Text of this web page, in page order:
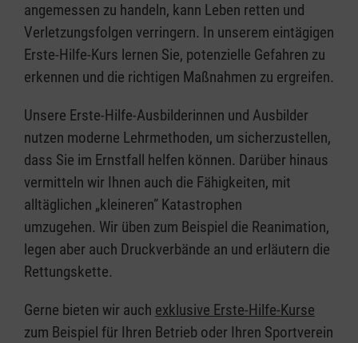
angemessen zu handeln, kann Leben retten und
Verletzungsfolgen verringern. In unserem eintägigen
Erste-Hilfe-Kurs lernen Sie, potenzielle Gefahren zu
erkennen und die richtigen Maßnahmen zu ergreifen.
Unsere Erste-Hilfe-Ausbilderinnen und Ausbilder
nutzen moderne Lehrmethoden, um sicherzustellen,
dass Sie im Ernstfall helfen können. Darüber hinaus
vermitteln wir Ihnen auch die Fähigkeiten, mit
alltäglichen „kleineren” Katastrophen
umzugehen. Wir üben zum Beispiel die Reanimation,
legen aber auch Druckverbände an und erläutern die
Rettungskette.
Gerne bieten wir auch exklusive Erste-Hilfe-Kurse
zum Beispiel für Ihren Betrieb oder Ihren Sportverein